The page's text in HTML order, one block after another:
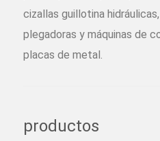
cizallas guillotina
plegadoras y máquinas de
placas de metal.
productos